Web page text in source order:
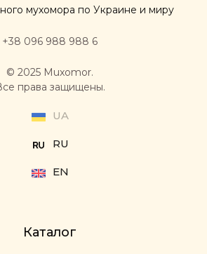
мухомора по Украине и миру
+38 096 988 988 6
© 2025 Muxomor.
права защищены.
UA
RU
EN
Каталог